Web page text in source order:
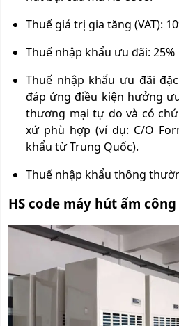
Thuế giá trị gia tăng (VAT):
Thuế nhập khẩu ưu đãi: 25%
Thuế nhập khẩu ưu đãi
đáp ứng điều kiện hưởng
thương mại tự do và có
xứ phù hợp (ví dụ: C/O
khẩu từ Trung Quốc).
Thuế nhập khẩu thông
HS code máy hút ẩm